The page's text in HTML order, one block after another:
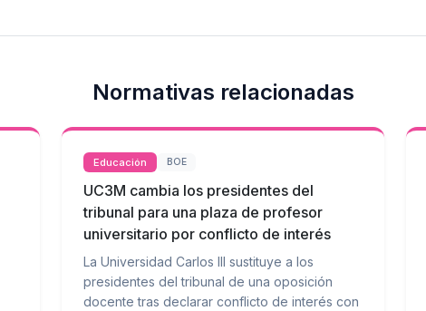
Normativas relacionadas
Educación BOE
UC3M cambia los presidentes del
tribunal para una plaza de profesor
universitario por conflicto de interés
La Universidad Carlos III sustituye a los
presidentes del tribunal de una oposición
docente tras declarar conflicto de interés con